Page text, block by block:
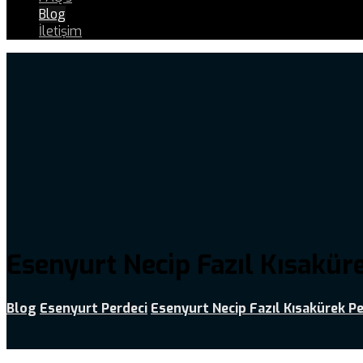
Blog
İletişim
Esenyurt Necip Fazıl
Blog Esenyurt Perdeci Esenyurt Necip Fazıl Kısakürek